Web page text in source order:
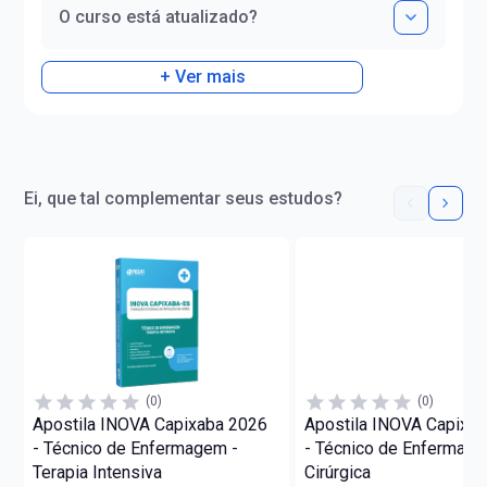
O curso está atualizado?
+ Ver mais
Ei, que tal complementar seus estudos?
(0)
Apostila INOVA Capixaba 2026
- Técnico de Enfermagem -
Terapia Intensiva
(0)
Apostila INOVA
- Técnico de
Cirúrgica